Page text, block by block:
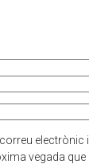
electrònic
vegada que